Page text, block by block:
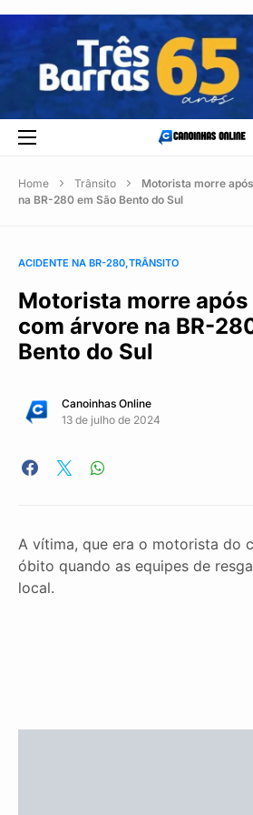
Home Trânsito
Motorista morre
na BR-280 em São Bento do Sul
ACIDENTE NA BR-280 TRÂNSITO
Motorista morre
com árvore na BR-
Bento do Sul
Canoinhas Online
13 de julho de 2024
A vítima, que era o motorista do
óbito quando as equipes de
local.